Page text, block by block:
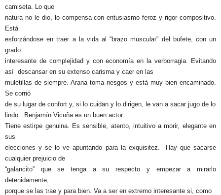
camiseta. Lo que
natura no le dio, lo compensa con entusiasmo feroz y rigor compositivo.
Está
esforzándose en traer a la vida al “brazo muscular” del bufete, con un
grado
interesante de complejidad y con economía en la verborragia. Evitando
así descansar en su extenso carisma y caer en las
muletillas de siempre. Arana toma riesgos y está muy bien encaminado.
Se corrió
de su lugar de confort y, si lo cuidan y lo dirigen, le van a sacar jugo de lo
lindo.
Benjamín Vicuña es un buen actor.
Tiene estirpe genuina. Es sensible, atento, intuitivo a morir, elegante en
sus
elecciones y se lo ve apuntando para la exquisitez.
Hay que sacarse
cualquier prejuicio de
“galancito” que se tenga a su respecto y empezar a mirarlo
detenidamente,
porque se las trae y para bien. Va a ser en extremo interesante si, como